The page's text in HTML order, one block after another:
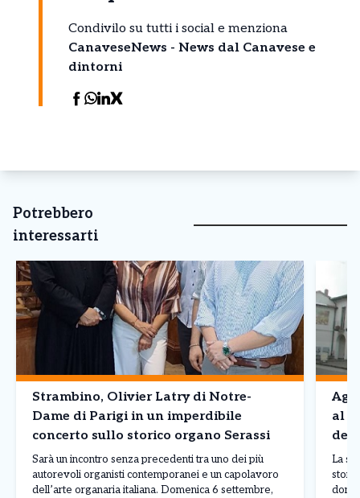
Condivilo su tutti i social e menziona
CanaveseNews - News dal Canavese e
dintorni
Potrebbero
interessarti
Strambino, Olivier Latry di Notre-
Dame di Parigi in un imperdibile
concerto sullo storico organo Serassi
Sarà un incontro senza precedenti tra uno dei più
autorevoli organisti contemporanei e un capolavoro
dell’arte organaria italiana. Domenica 6 settembre,
al
La